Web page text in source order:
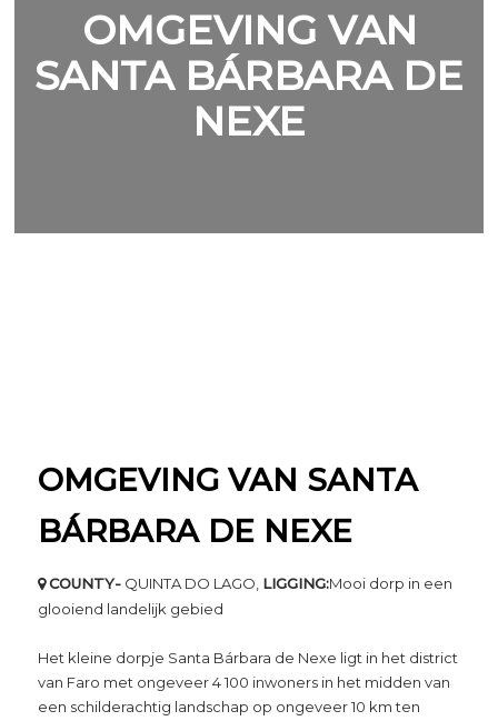
OMGEVING VAN
SANTA BÁRBARA DE
NEXE
OMGEVING VAN SANTA
BÁRBARA DE NEXE
COUNTY- QUINTA DO LAGO, LIGGING:Mooi dorp in een
glooiend landelijk gebied
Het kleine dorpje Santa Bárbara de Nexe ligt in het district
van Faro met ongeveer 4 100 inwoners in het midden van
een schilderachtig landschap op ongeveer 10 km ten